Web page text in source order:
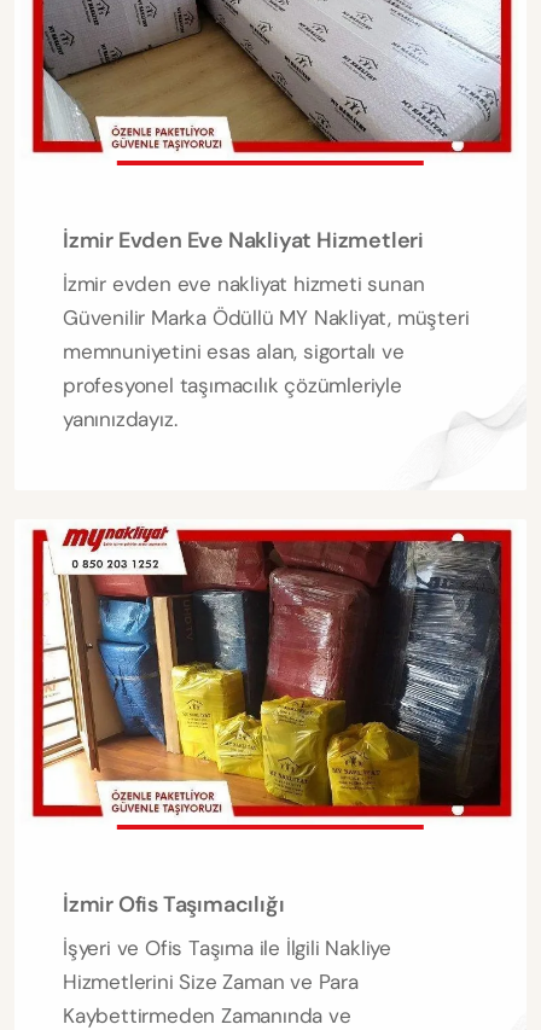
İzmir Evden Eve Nakliyat Hizmetleri
İzmir evden eve nakliyat hizmeti sunan
Güvenilir Marka Ödüllü MY Nakliyat, müşteri
memnuniyetini esas alan, sigortalı ve
profesyonel taşımacılık çözümleriyle
yanınızdayız.
İzmir Ofis Taşımacılığı
İşyeri ve Ofis Taşıma ile İlgili Nakliye
Hizmetlerini Size Zaman ve Para
Kaybettirmeden Zamanında ve